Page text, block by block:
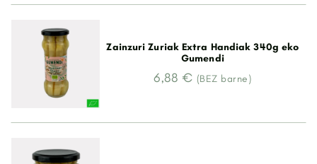
Zainzuri Zuriak Extra Handiak 340g eko
Gumendi
6,88 € (BEZ barne)